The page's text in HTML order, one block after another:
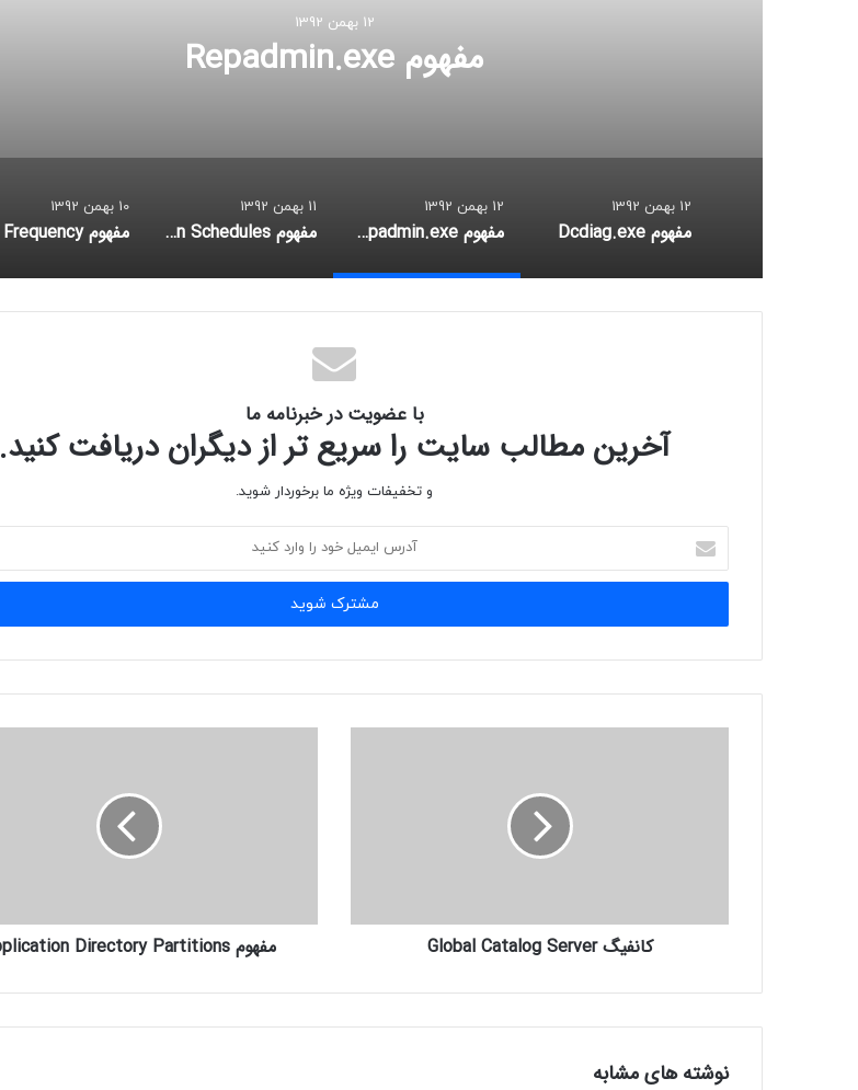
12 بهمن 1392
مفهوم Repadmin.exe
12 بهمن 1392
مفهوم Dcdiag.exe
12 بهمن 1392
مفهوم Repadmin.exe
11 بهمن 1392
مفهوم Replication Schedules
10 بهمن 1392
با عضویت در خبرنامه ما
آخرین مطالب سایت را سریع تر از دیگران دریافت کنید.
و تخفیفات ویژه ما برخوردار شوید.
ایمیل
خود
وارد
کانفیگ Global Catalog Server مفهوم Application Directory Partitions
نوشته های مشابه